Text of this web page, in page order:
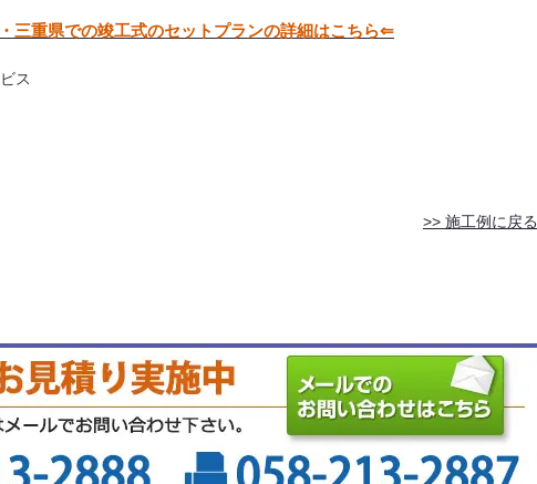
三重県での竣工式のセットプランの詳細はこちら⇐
ス
>> 施工例に戻る